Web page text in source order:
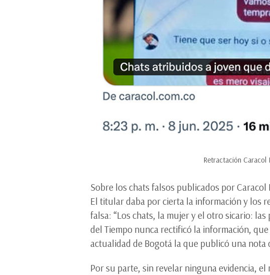
Retractación Caracol
Sobre los chats falsos publicados por
El titular daba por cierta la información y los
falsa: “Los chats, la mujer y el otro sicario:
del Tiempo nunca rectificó la información,
actualidad de Bogotá la que publicó una nota
Por su parte, sin revelar ninguna evidencia,